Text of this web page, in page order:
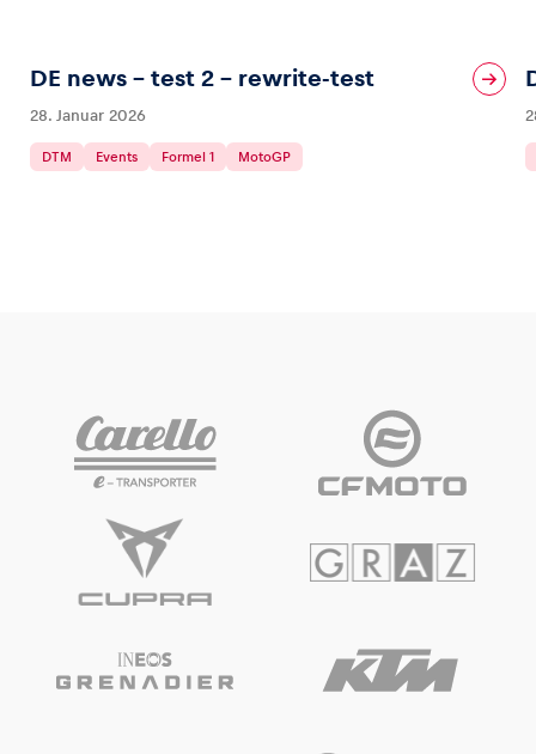
DE news – test 2 – rewrite-test
28. Januar 2026
DTM Events Formel 1 MotoGP